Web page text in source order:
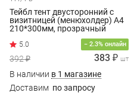
Тейбл тент двусторонний с
визитницей (менюхолдер) А4
210*300мм, прозрачный
− 2.3% онлайн
392 ₽ 383 ₽ шт
В наличии в 1 магазине
Доставим по запросу